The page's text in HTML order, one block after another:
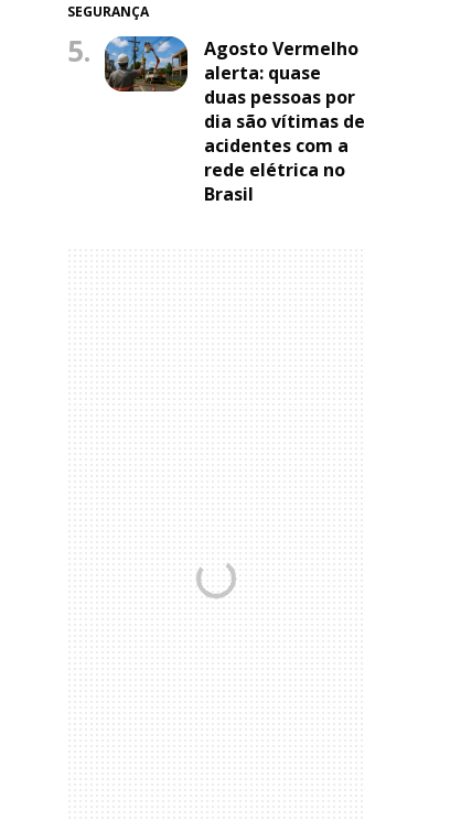
SEGURANÇA
5.
Agosto Vermelho
alerta: quase
duas pessoas por
dia são vítimas de
acidentes com a
rede elétrica no
Brasil